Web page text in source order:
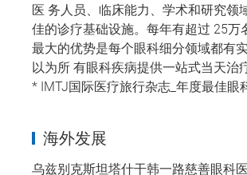
医 务人员、临床能力、学术和研究领
佳的诊疗基础设施。每年有超过 25万
最大的优势是每个眼科细分领域都有
以为所 有眼科疾病提供一站式当天治
* IMTJ国际医疗旅行杂志_年度最佳眼
海外发展
乌兹别克斯坦塔什干韩一路慈善眼科